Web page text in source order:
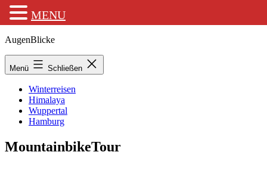
Zum
springen
AugenBlicke
Menü Schließen
Winterreisen
Himalaya
Wuppertal
Hamburg
MountainbikeTour
MENU